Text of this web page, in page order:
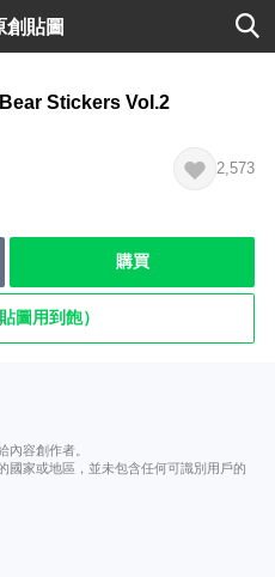
創貼圖
Stickers Vol.2
2,573
購買
圖用到飽）
內容創作者。
國家或地區，並未包含任何可識別用戶的